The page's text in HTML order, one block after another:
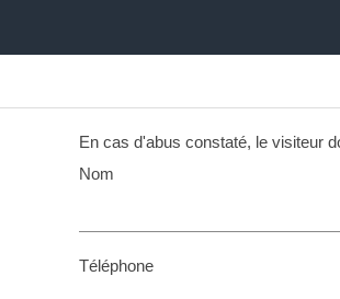
En cas d'abus constaté, le visiteur
Nom
Téléphone